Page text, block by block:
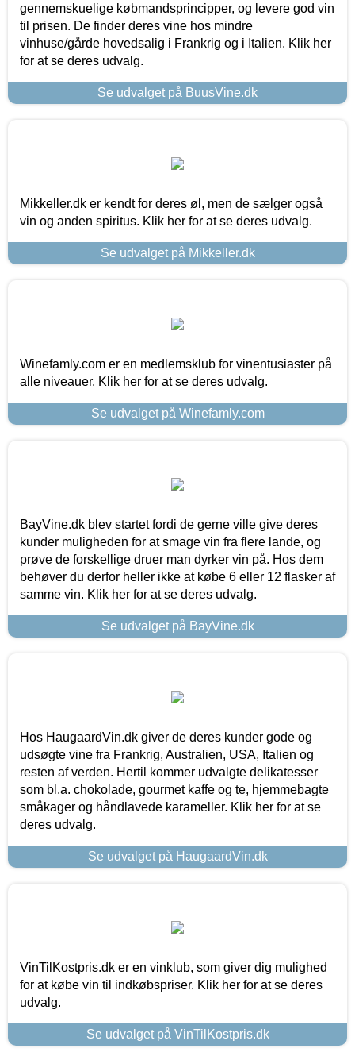
gennemskuelige købmandsprincipper, og levere god vin
til prisen. De finder deres vine hos mindre
vinhuse/gårde hovedsalig i Frankrig og i Italien. Klik her
for at se deres udvalg.
Se udvalget på BuusVine.dk
Mikkeller.dk er kendt for deres øl, men de sælger også
vin og anden spiritus. Klik her for at se deres udvalg.
Se udvalget på Mikkeller.dk
Winefamly.com er en medlemsklub for vinentusiaster på
alle niveauer. Klik her for at se deres udvalg.
Se udvalget på Winefamly.com
BayVine.dk blev startet fordi de gerne ville give deres
kunder muligheden for at smage vin fra flere lande, og
prøve de forskellige druer man dyrker vin på. Hos dem
behøver du derfor heller ikke at købe 6 eller 12 flasker af
samme vin. Klik her for at se deres udvalg.
Se udvalget på BayVine.dk
Hos HaugaardVin.dk giver de deres kunder gode og
udsøgte vine fra Frankrig, Australien, USA, Italien og
resten af verden. Hertil kommer udvalgte delikatesser
som bl.a. chokolade, gourmet kaffe og te, hjemmebagte
småkager og håndlavede karameller. Klik her for at se
deres udvalg.
Se udvalget på HaugaardVin.dk
VinTilKostpris.dk er en vinklub, som giver dig mulighed
for at købe vin til indkøbspriser. Klik her for at se deres
udvalg.
Se udvalget på VinTilKostpris.dk